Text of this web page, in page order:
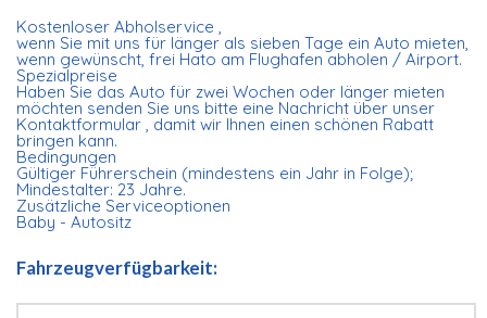
Kostenloser Abholservice ,
wenn Sie mit uns für länger als sieben Tage ein Auto mieten,
wenn gewünscht, frei Hato am Flughafen abholen / Airport.
Spezialpreise
Haben Sie das Auto für zwei Wochen oder länger mieten
möchten senden Sie uns bitte eine Nachricht über unser
Kontaktformular , damit wir Ihnen einen schönen Rabatt
bringen kann.
Bedingungen
Gültiger Führerschein (mindestens ein Jahr in Folge);
Mindestalter: 23 Jahre.
Zusätzliche Serviceoptionen
Baby - Autositz
Fahrzeugverfügbarkeit: